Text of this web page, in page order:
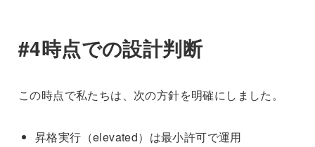
#4時点での設計判断
この時点で私たちは、次の方針を明確にしました。
昇格実行（elevated）は最小許可で運用